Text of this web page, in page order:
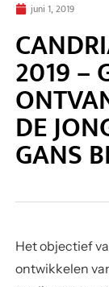
juni 1, 2019
2019 –
DE
GANS
Het objectief
ontwikkelen